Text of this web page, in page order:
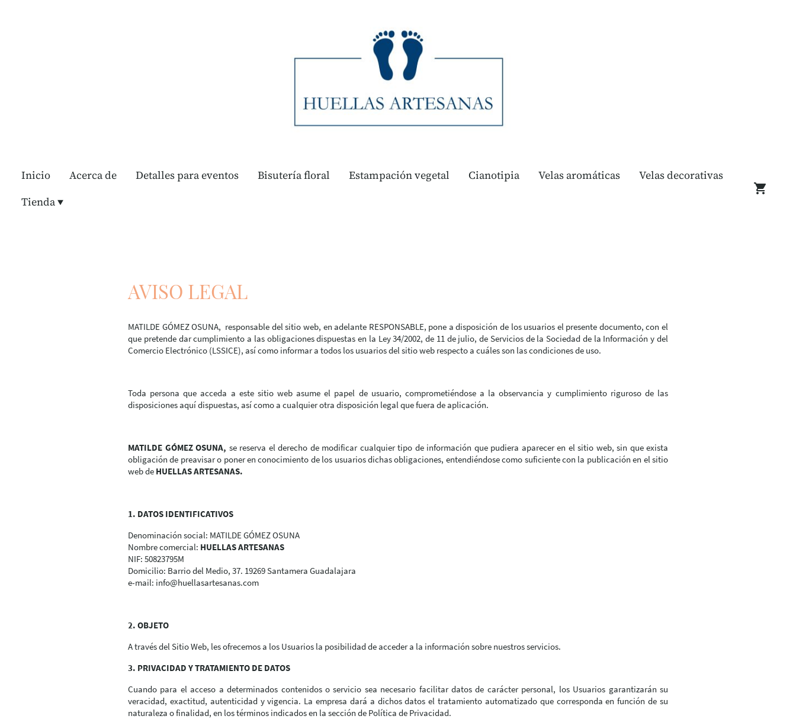
Inicio Acerca de Detalles para eventos Bisutería floral Estampación vegetal Cianotipia Velas aromáticas
Velas decorativas
Tienda
AVISO LEGAL
MATILDE GÓMEZ OSUNA, responsable del sitio web, en adelante RESPONSABLE, pone a disposición de los usuarios el presente documento, con el
que pretende dar cumplimiento a las obligaciones dispuestas en la Ley 34/2002, de 11 de julio, de Servicios de la Sociedad de la Información y del
Comercio Electrónico (LSSICE), así como informar a todos los usuarios del sitio web respecto a cuáles son las condiciones de uso.
Toda persona que acceda a este sitio web asume el papel de usuario, comprometiéndose a la observancia y cumplimiento riguroso de las
disposiciones aquí dispuestas, así como a cualquier otra disposición legal que fuera de aplicación.
MATILDE GÓMEZ OSUNA, se reserva el derecho de modificar cualquier tipo de información que pudiera aparecer en el sitio web, sin que exista
obligación de preavisar o poner en conocimiento de los usuarios dichas obligaciones, entendiéndose como suficiente con la publicación en el sitio
web de HUELLAS ARTESANAS.
1. DATOS IDENTIFICATIVOS
Denominación social: MATILDE GÓMEZ OSUNA
Nombre comercial: HUELLAS ARTESANAS
NIF: 50823795M
Domicilio: Barrio del Medio, 37. 19269 Santamera Guadalajara
e-mail: info@huellasartesanas.com
2. OBJETO
A través del Sitio Web, les ofrecemos a los Usuarios la posibilidad de acceder a la información sobre nuestros servicios.
3. PRIVACIDAD Y TRATAMIENTO DE DATOS
Cuando para el acceso a determinados contenidos o servicio sea necesario facilitar datos de carácter personal, los Usuarios garantizarán su
veracidad, exactitud, autenticidad y vigencia. La empresa dará a dichos datos el tratamiento automatizado que corresponda en función de su
naturaleza o finalidad, en los términos indicados en la sección de Política de Privacidad.